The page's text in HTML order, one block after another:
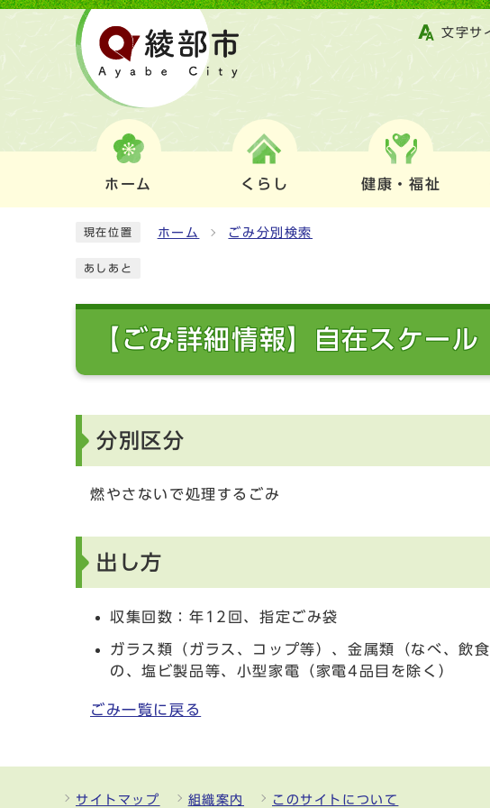
文字サ
ホーム くらし 健康・福祉
現在位置 ホーム ごみ分別検索
あしあと
【ごみ詳細情報】自在スケール
分別区分
燃やさないで処理するごみ
出し方
収集回数：年12回、指定ごみ袋
ガラス類（ガラス、コップ等）、金属類（なべ、飲
の、塩ビ製品等、小型家電（家電4品目を除く）
ごみ一覧に戻る
サイトマップ 組織案内 このサイトについて